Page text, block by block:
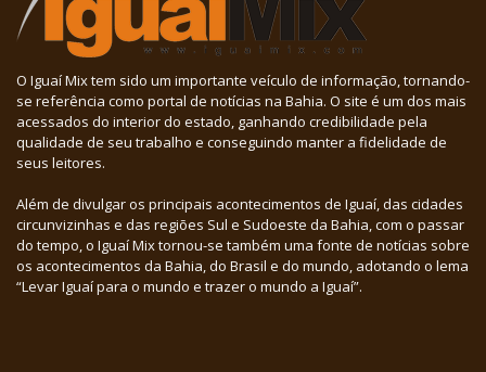
O Iguaí Mix tem sido um importante veículo de informação, tornando-
se referência como portal de notícias na Bahia. O site é um dos mais
acessados do interior do estado, ganhando credibilidade pela
qualidade de seu trabalho e conseguindo manter a fidelidade de
seus leitores.
Além de divulgar os principais acontecimentos de Iguaí, das cidades
circunvizinhas e das regiões Sul e Sudoeste da Bahia, com o passar
do tempo, o Iguaí Mix tornou-se também uma fonte de notícias sobre
os acontecimentos da Bahia, do Brasil e do mundo, adotando o lema
“Levar Iguaí para o mundo e trazer o mundo a Iguaí”.